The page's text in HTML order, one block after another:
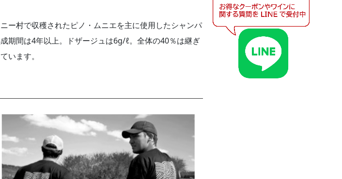
ー村で収穫されたピノ・ムニエを主に使用したシャンパ
期間は4年以上。ドザージュは6g/ℓ。全体の40％は継ぎ
います。